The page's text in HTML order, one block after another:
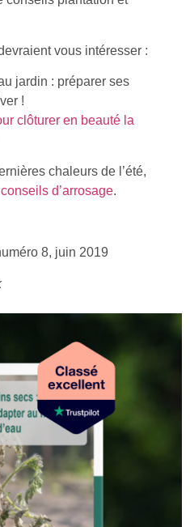
vous intéresser :
jardin : préparer ses
!
clôturer en beauté la
chaleurs de l’été,
d’arrosage.
8, juin 2019